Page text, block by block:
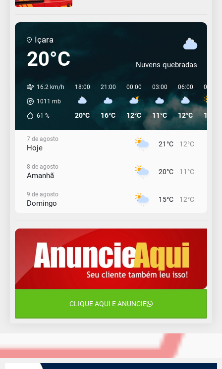
Içara
20°C Nuvens quebradas
16.2 km/h
1011 mb
61 %
18:00
20°C
21:00
16°C
00:00
12°C
03:00
11°C
06:00
12°C
09:00
14°C
7 de agosto
Hoje 21°C 12°C
8 de agosto
Amanhã 20°C 11°C
9 de agosto
Domingo 15°C 12°C
Segunda-Feira 14°C 10°C
11 de agosto
Terça-Feira
CLIQUE AQUI E ANUNCIE